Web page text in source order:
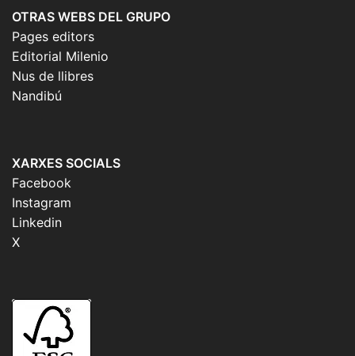
OTRAS WEBS DEL GRUPO
Pages editors
Editorial Milenio
Nus de llibres
Nandibú
XARXES SOCIALS
Facebook
Instagram
Linkedin
X